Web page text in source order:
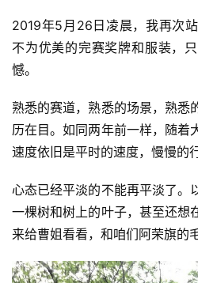
2019年5月26日凌晨，我再次
不为优美的完赛奖牌和服装，
憾。
熟悉的赛道，熟悉的场景，熟悉
历在目。如同两年前一样，随着
速度依旧是平时的速度，慢慢的
心态已经平淡的不能再平淡了。
一棵树和树上的叶子，甚至还想
来给曹姐看看，和咱们阿荣旗的